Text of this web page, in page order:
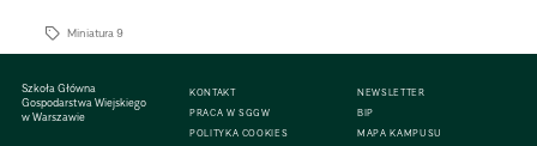
Miniatura 9
Szkoła Główna
Gospodarstwa Wiejskiego
w Warszawie
KONTAKT
PRACA W SGGW
POLITYKA COOKIES
NEWSLETTER
BIP
MAPA KAMPUSU